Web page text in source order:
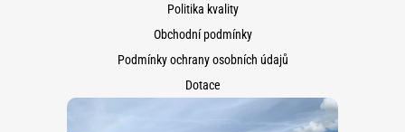
Politika kvality
Obchodní podmínky
Podmínky ochrany osobních údajů
Dotace